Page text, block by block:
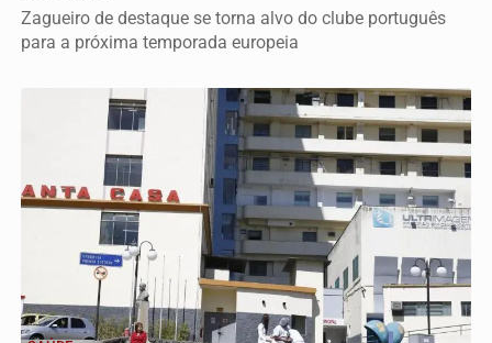
Zagueiro de destaque se torna alvo do clube português
para a próxima temporada europeia